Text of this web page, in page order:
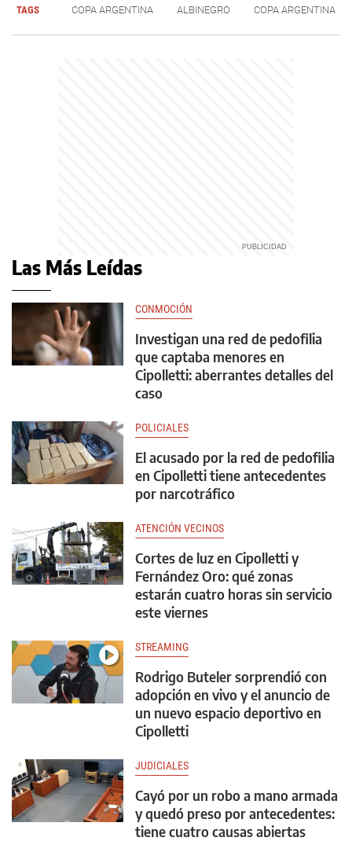
TAGS COPA ARGENTINA ALBINEGRO COPA ARGENTINA
Las Más Leídas
CONMOCIÓN
Investigan una red de pedofilia
que captaba menores en
Cipolletti: aberrantes detalles del
caso
POLICIALES
El acusado por la red de pedofilia
en Cipolletti tiene antecedentes
por narcotráfico
ATENCIÓN VECINOS
Cortes de luz en Cipolletti y
Fernández Oro: qué zonas
estarán cuatro horas sin servicio
este viernes
STREAMING
Rodrigo Buteler sorprendió con
adopción en vivo y el anuncio de
un nuevo espacio deportivo en
Cipolletti
JUDICIALES
Cayó por un robo a mano armada
y quedó preso por antecedentes:
tiene cuatro causas abiertas